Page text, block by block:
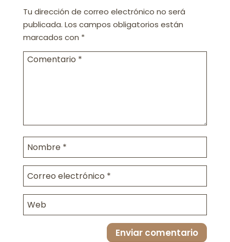
Tu dirección de correo electrónico no será
publicada. Los campos obligatorios están
marcados con *
Enviar comentario